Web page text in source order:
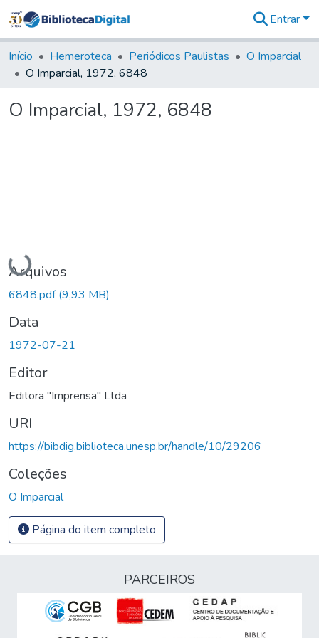
&
Coleções
Tudo na
Digital
Entrar
Início Hemeroteca Periódicos Paulistas
O Imparcial
O Imparcial, 1972, 6848
O Imparcial, 1972, 6848
Carregando...
Arquivos
6848.pdf(9,93 MB)
Data
1972-07-21
Editor
Editora "Imprensa" Ltda
URI
https://bibdig.biblioteca.unesp.br/handle/10/29206
Coleções
O Imparcial
Página do item completo
PARCEIROS